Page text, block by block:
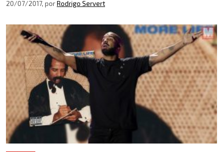
20/07/2017, porRodrigo Servert